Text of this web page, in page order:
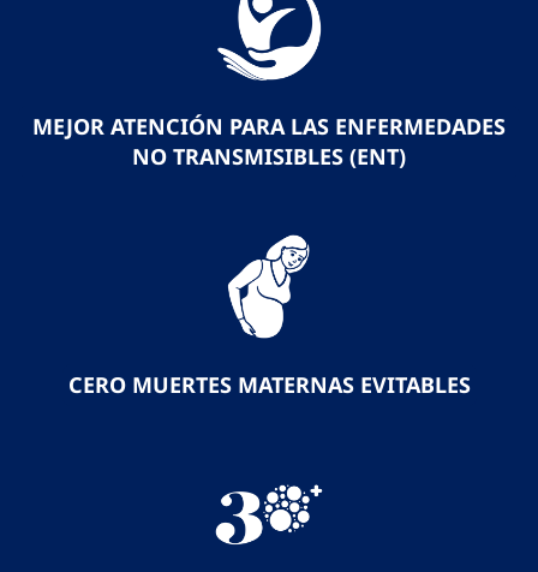
MEJOR ATENCIÓN PARA LAS ENFERMEDADES
NO TRANSMISIBLES (ENT)
CERO MUERTES MATERNAS EVITABLES